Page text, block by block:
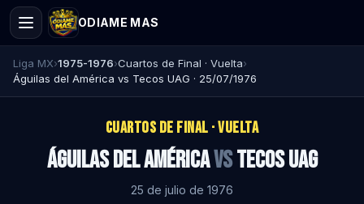
ODIAME MAS
Liga MX›1975-1976›Cuartos de Final · Vuelta›
Águilas del América vs Tecos UAG · 25/07/1976
CUARTOS DE FINAL · VUELTA
Águilas del AméricavsTecos UAG
25 de julio de 1976